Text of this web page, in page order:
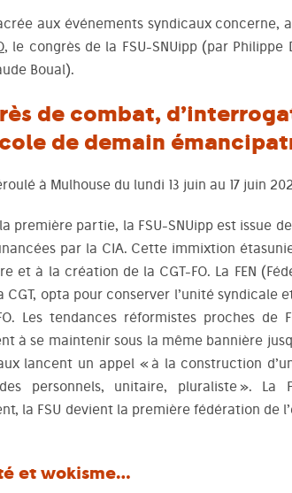
aux événements syndicaux concerne,
, le congrès de la FSU-SNUipp (par Philippe
Boual).
de combat,
de demain
à Mulhouse du lundi 13 juin au 17 juin
première partie, la FSU-SNUipp est issue
par la CIA. Cette immixtion
et à la création de la CGT-FO. La FEN
opta pour conserver l’unité syndicale
Les tendances réformistes proches de
à se maintenir sous la même bannière
lancent un appel « à la construction
personnels, unitaire, pluraliste ». La
la FSU devient la première fédération de
et wokisme…